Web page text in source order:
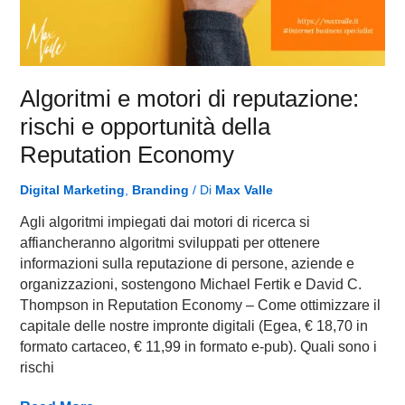
Algoritmi e motori di reputazione:
rischi e opportunità della
Reputation Economy
Digital Marketing Branding / Di Max Valle
Agli algoritmi impiegati dai motori di ricerca si
affiancheranno algoritmi sviluppati per ottenere
informazioni sulla reputazione di persone, aziende e
organizzazioni, sostengono Michael Fertik e David C.
Thompson in Reputation Economy – Come ottimizzare il
capitale delle nostre impronte digitali (Egea, € 18,70 in
formato cartaceo, € 11,99 in formato e-pub). Quali sono i
rischi